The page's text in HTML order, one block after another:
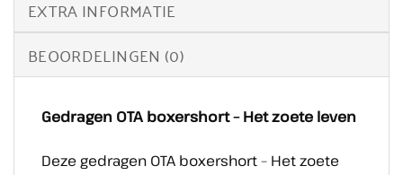
EXTRA INFORMATIE
BEOORDELINGEN (0)
Gedragen OTA boxershort – Het zoete leven
Deze gedragen OTA boxershort – Het zoete